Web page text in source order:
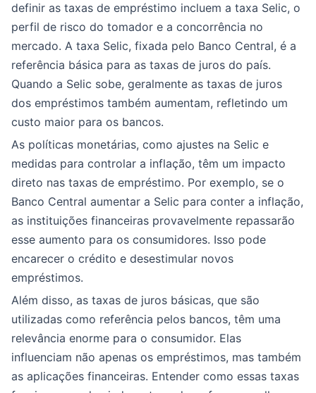
definir as taxas de empréstimo incluem a taxa Selic, o
perfil de risco do tomador e a concorrência no
mercado. A taxa Selic, fixada pelo Banco Central, é a
referência básica para as taxas de juros do país.
Quando a Selic sobe, geralmente as taxas de juros
dos empréstimos também aumentam, refletindo um
custo maior para os bancos.
As políticas monetárias, como ajustes na Selic e
medidas para controlar a inflação, têm um impacto
direto nas taxas de empréstimo. Por exemplo, se o
Banco Central aumentar a Selic para conter a inflação,
as instituições financeiras provavelmente repassarão
esse aumento para os consumidores. Isso pode
encarecer o crédito e desestimular novos
empréstimos.
Além disso, as taxas de juros básicas, que são
utilizadas como referência pelos bancos, têm uma
relevância enorme para o consumidor. Elas
influenciam não apenas os empréstimos, mas também
as aplicações financeiras. Entender como essas taxas